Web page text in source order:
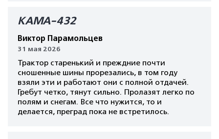
КАМА-432
Виктор Парамольцев
31 мая 2026
Трактор старенький и преждние почти
сношенные шины прорезались, в том году
взяли эти и работают они с полной отдачей.
Гребут четко, тянут сильно. Пролазят легко по
полям и снегам. Все что нужится, то и
делается, преград пока не встретилось.